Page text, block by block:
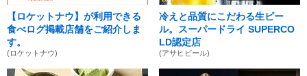
【ロケットナウ】が利用できる
食べログ掲載店舗をご紹介しま
す。
(ロケットナウ)
冷えと品質にこだわる生ビー
ル。スーパードライ SUPERCO
LD認定店
(アサヒビール)